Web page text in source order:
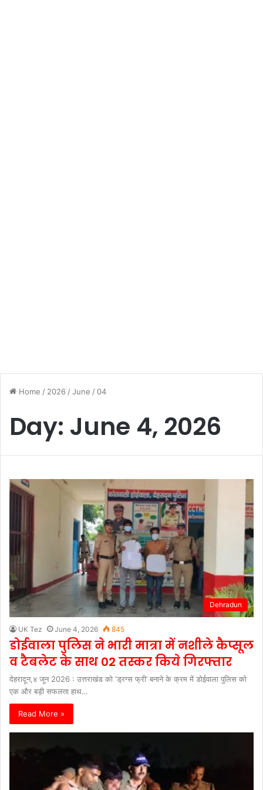
Home / 2026 /June /04
Day: June 4, 2026
Dehradun
UK Tez June 4, 2026 845
डोईवाला पुलिस ने भारी मात्रा में नशीले कैप्सूल
व टैबलेट के साथ 02 तस्कर किये गिरफ्तार
देहरादून,४ जून 2026 : उत्तराखंड को ‘ड्रग्स फ्री’ बनाने के क्रम में डोईवाला पुलिस को
एक और बड़ी सफलता हाथ…
Read More »